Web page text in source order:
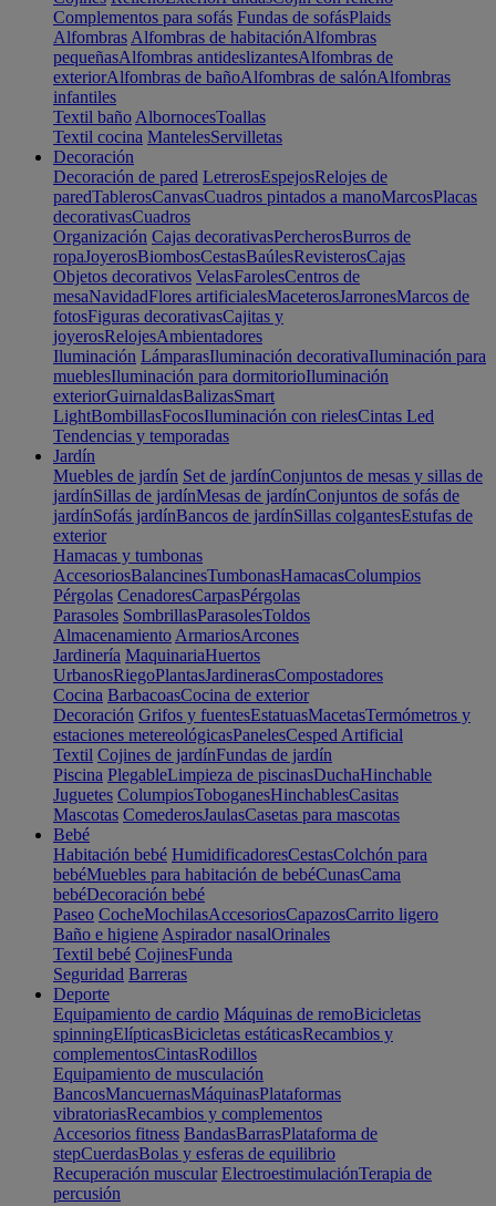
Complementos para sofás Fundas de sofásPlaids
Alfombras Alfombras de habitaciónAlfombras
pequeñasAlfombras antideslizantesAlfombras de
exteriorAlfombras de bañoAlfombras de salónAlfombras
infantiles
Textil baño AlbornocesToallas
Textil cocina MantelesServilletas
Decoración
Decoración de pared LetrerosEspejosRelojes de
paredTablerosCanvasCuadros pintados a manoMarcosPlacas
decorativasCuadros
Organización Cajas decorativasPercherosBurros de
ropaJoyerosBiombosCestasBaúlesRevisterosCajas
Objetos decorativos VelasFarolesCentros de
mesaNavidadFlores artificialesMaceterosJarronesMarcos de
fotosFiguras decorativasCajitas y
joyerosRelojesAmbientadores
Iluminación LámparasIluminación decorativaIluminación para
mueblesIluminación para dormitorioIluminación
exteriorGuirnaldasBalizasSmart
LightBombillasFocosIluminación con rielesCintas Led
Tendencias y temporadas
Jardín
Muebles de jardín Set de jardínConjuntos de mesas y sillas de
jardínSillas de jardínMesas de jardínConjuntos de sofás de
jardínSofás jardínBancos de jardínSillas colgantesEstufas de
exterior
Hamacas y tumbonas
AccesoriosBalancinesTumbonasHamacasColumpios
Pérgolas CenadoresCarpasPérgolas
Parasoles SombrillasParasolesToldos
Almacenamiento ArmariosArcones
Jardinería MaquinariaHuertos
UrbanosRiegoPlantasJardinerasCompostadores
Cocina BarbacoasCocina de exterior
Decoración Grifos y fuentesEstatuasMacetasTermómetros y
estaciones metereológicasPanelesCesped Artificial
Textil Cojines de jardínFundas de jardín
Piscina PlegableLimpieza de piscinasDuchaHinchable
Juguetes ColumpiosToboganesHinchablesCasitas
Mascotas ComederosJaulasCasetas para mascotas
Bebé
Habitación bebé HumidificadoresCestasColchón para
bebéMuebles para habitación de bebéCunasCama
bebéDecoración bebé
Paseo CocheMochilasAccesoriosCapazosCarrito ligero
Baño e higiene Aspirador nasalOrinales
Textil bebé CojinesFunda
Seguridad Barreras
Deporte
Equipamiento de cardio Máquinas de remoBicicletas
spinningElípticasBicicletas estáticasRecambios y
complementosCintasRodillos
Equipamiento de musculación
BancosMancuernasMáquinasPlataformas
vibratoriasRecambios y complementos
Accesorios fitness BandasBarrasPlataforma de
stepCuerdasBolas y esferas de equilibrio
Recuperación muscular ElectroestimulaciónTerapia de
percusión